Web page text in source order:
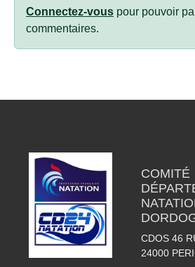
Connectez-vous pour pouvoir
commentaires.
COMITÉ
CDOS 46
24000